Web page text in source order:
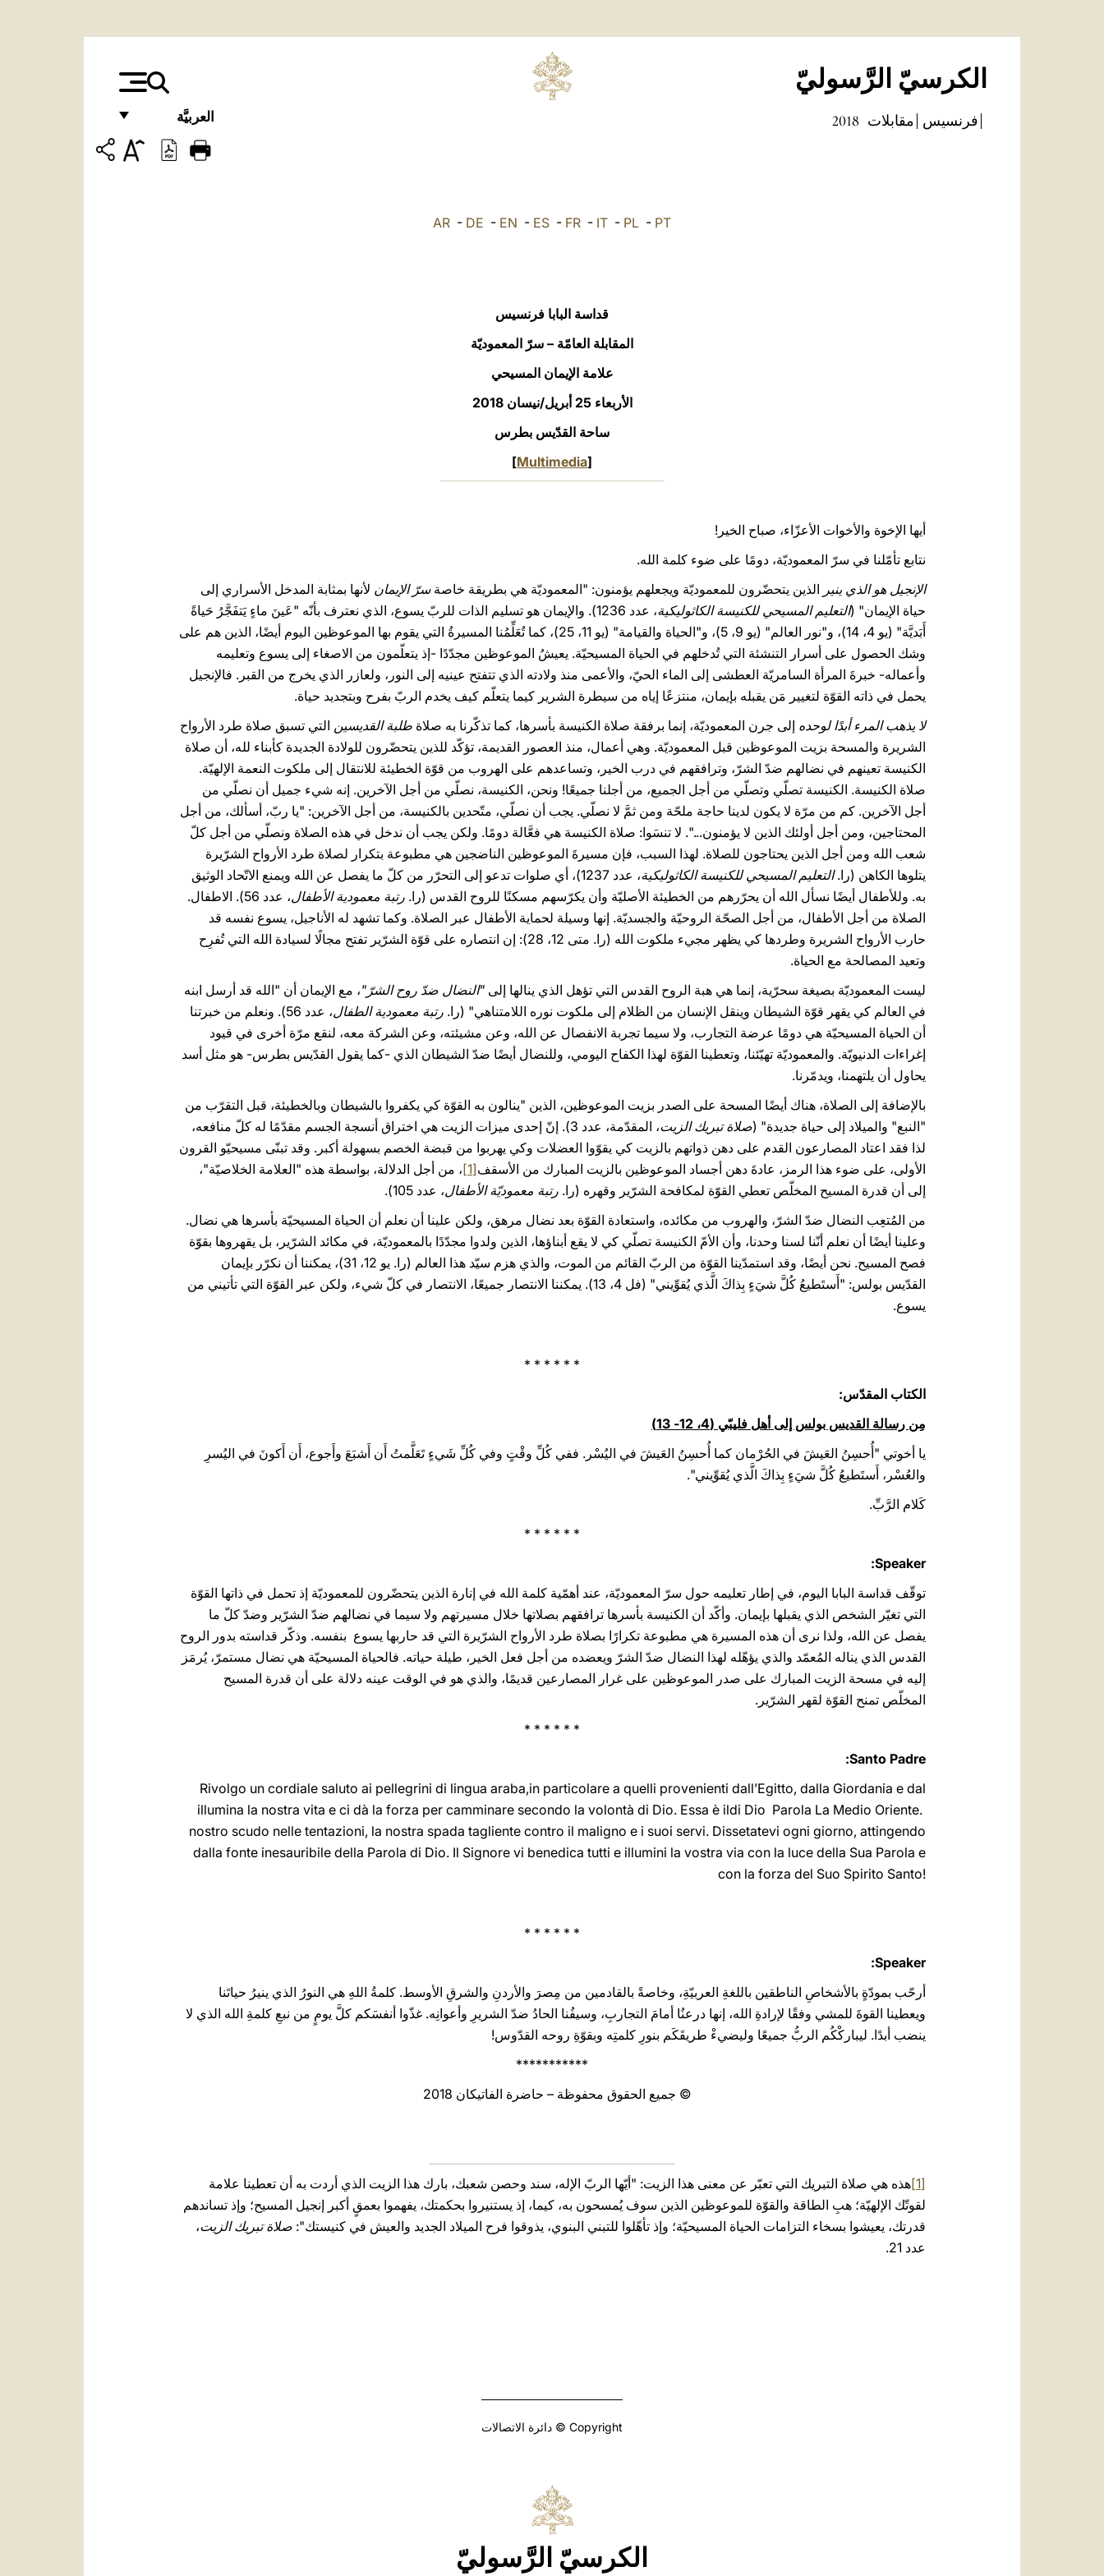
الكرسيّ الرَّسوليّ
العربيَّة
FRANÇAIS
فرنسيس مقابلات 2018
AR - DE - EN - ES - FR - IT - PL - PT
قداسة البابا فرنسيس
المقابلة العامّة – سرّ المعموديّة
علامة الإيمان المسيحي
الأربعاء 25 أبريل/نيسان 2018‏
ساحة القدّيس بطرس
[
Multimedia
]
أيها الإخوة والأخوات الأعزّاء، صباح الخير!
نتابع تأمّلنا في سرّ المعموديّة، دومًا على ضوء كلمة الله.
الإنجيل هو الذي ينير الذين يتحضّرون للمعموديّة ويجعلهم يؤمنون: "المعموديّة هي بطريقة خاصةسرّ الإيمان لأنها بمثابة المدخل الأسراري إلى
حياة الإيمان" (التعليم المسيحي للكنيسة الكاثوليكية
، عدد 1236). والإيمان هو تسليم الذات للربّ يسوع، الذي نعترف بأنّه "عَينَ ماءٍ يَتفَجَّرُ حَياةً
أَبَديَّة" (يو 4، 14)، و"نور العالم" (يو 9، 5)، و"الحياة والقيامة" (يو 11، 25)، كما تُعَلِّمُنا المسيرةُ التي يقوم بها الموعوظين اليوم أيضًا، الذين هم على
وشك الحصول على أسرار التنشئة التي تُدخلهم في الحياة المسيحيّة. يعيشُ الموعوظين مجدّدًا -إذ يتعلّمون من الاصغاء إلى يسوع وتعليمه
وأعماله- خبرةَ المرأة السامريّة العطشى إلى الماء الحيّ، والأعمى منذ ولادته الذي تتفتح عينيه إلى النور، ولعازر الذي يخرج من القبر. فالإنجيل
يحمل في ذاته القوّة لتغيير مَن يقبله بإيمان، منتزعًا إياه من سيطرة الشرير كيما يتعلّم كيف يخدم الربّ بفرح وبتجديد حياة.
لا يذهب المرء أبدًا لوحده إلى جرن المعموديّة، إنما برفقة صلاة الكنيسة بأسرها، كما تذكّرنا به صلاة طلبة القديسين التي تسبق صلاة طرد الأرواح
الشريرة والمسحة بزيت الموعوظين قبل المعموديّة. وهي أعمال، منذ العصور القديمة، تؤكّد للذين يتحضّرون للولادة الجديدة كأبناء لله، أن صلاة
الكنيسة تعينهم في نضالهم ضدّ الشرّ، وترافقهم في درب الخير، وتساعدهم على الهروب من قوّة الخطيئة للانتقال إلى ملكوت النعمة الإلهيّة.
صلاة الكنيسة. الكنيسة تصلّي وتصلّي من أجل الجميع، من أجلنا جميعًا! ونحن، الكنيسة، نصلّي من أجل الآخرين. إنه شيء جميل أن نصلّي من
أجل الآخرين. كم من مرّة لا يكون لدينا حاجة ملحّة ومن ثمَّ لا نصلّي. يجب أن نصلّي، متّحدين بالكنيسة، من أجل الآخرين: "يا ربّ، أسألك، من أجل
المحتاجين، ومن أجل أولئك الذين لا يؤمنون...". لا تنسَوا: صلاة الكنيسة هي فعَّالة دومًا. ولكن يجب أن ندخل في هذه الصلاة ونصلّي من أجل كلّ
شعب الله ومن أجل الذين يحتاجون للصلاة. لهذا السبب، فإن مسيرةَ الموعوظين الناضجين هي مطبوعة بتكرار لصلاة طرد الأرواح الشرّيرة
يتلوها الكاهن (را.التعليم المسيحي للكنيسة الكاثوليكية
، عدد 1237)، أي صلوات تدعو إلى التحرّر من كلّ ما يفصل عن الله ويمنع الاتّحاد الوثيق
به. وللأطفال أيضًا نسأل الله أن يحرّرهم من الخطيئة الأصليّة وأن يكرّسهم مسكنًا للروح القدس (را. رتبة معمودية الأطفال
، عدد 56). الاطفال.
الصلاة من أجل الأطفال، من أجل الصحّة الروحيّة والجسديّة. إنها وسيلة لحماية الأطفال عبر الصلاة. وكما تشهد له الأناجيل، يسوع نفسه قد
حارب الأرواح الشريرة وطردها كي يظهر مجيء ملكوت الله (را. متى 12، 28): إن انتصاره على قوّة الشرّير تفتح مجالًا لسيادة الله التي تُفرِح
وتعيد المصالحة مع الحياة.
ليست المعموديّة بصيغة سحرّية، إنما هي هبة الروح القدس التي تؤهل الذي ينالها إلى "النضال ضدّ روح الشرّ"، مع الإيمان أن "الله قد أرسل ابنه
في العالم كي يقهر قوّة الشيطان وينقل الإنسان من الظلام إلى ملكوت نوره اللامتناهي" (را. رتبة معمودية الطفال
، عدد 56). ونعلم من خبرتنا
أن الحياة المسيحيّة هي دومًا عرضة التجارب، ولا سيما تجربة الانفصال عن الله، وعن مشيئته، وعن الشركة معه، لنقع مرّة أخرى في قيود
إغراءات الدنيويّة. والمعموديّة تهيّئنا، وتعطينا القوّة لهذا الكفاح اليومي، وللنضال أيضًا ضدّ الشيطان الذي -كما يقول القدّيس بطرس- هو مثل أسد
يحاول أن يلتهمنا، ويدمّرنا.
بالإضافة إلى الصلاة، هناك أيضًا المسحة على الصدر بزيت الموعوظين، الذين "ينالون به القوّة كي يكفروا بالشيطان وبالخطيئة، قبل التقرّب من
"النبع" والميلاد إلى حياة جديدة" (صلاة تبريك الزيت
، المقدّمة، عدد 3). إنّ إحدى ميزات الزيت هي اختراق أنسجة الجسم مقدّمًا له كلّ منافعه،
لذا فقد اعتاد المصارعون القدم على دهن ذواتهم بالزيت كي يقوّوا العضلات وكي يهربوا من قبضة الخصم بسهولة أكبر. وقد تبنّى مسيحيّو القرون
الأولى، على ضوء هذا الرمز، عادةَ دهن أجساد الموعوظين بالزيت المبارك من الأسقف[1]
، من أجل الدلالة، بواسطة هذه "العلامة الخلاصيّة"،
إلى أن قدرة المسيح المخلّص تعطي القوّة لمكافحة الشرّير وقهره (را. رتبة معموديّة الأطفال، عدد 105).
من المُتعِب النضال ضدّ الشرّ، والهروب من مكائده، واستعادة القوّة بعد نضال مرهق، ولكن علينا أن نعلم أن الحياة المسيحيّة بأسرها هي نضال.
وعلينا أيضًا أن نعلم أنّنا لسنا وحدنا، وأن الأمّ الكنيسة تصلّي كي لا يقع أبناؤها، الذين ولدوا مجدّدًا بالمعموديّة، في مكائد الشرّير، بل يقهروها بقوّة
فصح المسيح. نحن أيضًا، وقد استمدّينا القوّة من الربّ القائم من الموت، والذي هزم سيّد هذا العالم (را. يو 12، 31)، يمكننا أن نكرّر بإيمان
القدّيس بولس: "أَستَطيعُ كُلَّ شيَءٍ بِذاكَ الَّذي يُقوِّيني" (فل 4، 13). يمكننا الانتصار جميعًا، الانتصار في كلّ شيء، ولكن عبر القوّة التي تأتيني من
يسوع.
* * * * * *
الكتاب المقدّس:‏
مِن رسالة القديس بولس إلى أهل فليبّي (4، 12- 13)
يا أخوتي "أُحسِنُ العَيشَ في الحُرْمان كما أُحسِنُ العَيشَ في اليُسْر. ففي كُلِّ وقْتٍ وفي كُلِّ شَيءٍ تَعَلَّمتُ أَن أَشبَعَ وأَجوع، أَن أَكونَ في اليُسرِ
والعُسْر، أَستَطيعُ كُلَّ شيَءٍ بِذاكَ الَّذي يُقوِّيني".
كَلام الرَّبِّ.
* * * * * *
Speaker:
توقّف قداسة البابا اليوم، في إطار تعليمه حول سرّ المعموديّة، عند أهمّية كلمة الله في إنارة الذين ‏يتحضّرون للمعموديّة إذ تحمل في ذاتها القوّة
التي تغيّر الشخص الذي يقبلها‏ بإيمان. وأكّد أن الكنيسة بأسرها ‏ترافقهم بصلاتها خلال مسيرتهم ولا سيما في نضالهم ضدّ الشرّير وضدّ كلّ ما
يفصل عن الله، ولذا نرى أن هذه ‏المسيرة هي مطبوعة تكرارًا بصلاة طرد الأرواح الشرّيرة التي قد حاربها يسوع ‏ بنفسه. وذكّر قداسته بدور الروح
‏القدس الذي يناله المُعمّد والذي يؤهّله لهذا النضال ضدّ الشرّ ويعضده من أجل فعل الخير،‏ طيلة حياته. فالحياة ‏المسيحيّة هي نضال مستمرّ، يُرمَز
إليه في مسحة الزيت المبارك على صدر الموعوظين على غرار ‏المصارعين قديمًا، والذي هو في الوقت عينه دلالة على أن قدرة المسيح
المخلّص تمنح القوّة لقهر الشرّير.
* * * * * *
Santo Padre:
Rivolgo un cordiale saluto ai pellegrini di lingua araba,‎in ‎‎‎‎particolare ‎a ‎quelli ‎provenienti dall’Egitto, dalla Giordania e dal
‎Medio Oriente. ‎‏‎ La ‎‏Parola‏ ‏di Dio ‎‏illumina la nostra vita e ci dà la ‎forza per camminare secondo ‎la volontà di Dio. Essa è il
nostro ‎scudo nelle tentazioni, la nostra spada ‎tagliente contro il ‎maligno e i suoi servi. Dissetatevi ogni giorno, attingendo
dalla ‎fonte ‎inesauribile della Parola di Dio. Il ‎Signore ‎vi ‎benedica ‎tutti ‎e illumini la vostra ‎via con la luce della Sua Parola e
con la forza ‎del Suo Spirito Santo!‎‎‎‎‎‎‎‎‎‎‎‎‎‎‎‎‎‎
* * * * * *
Speaker:
أرحّب بمودّةٍ بالأشخاصِ الناطقين باللغةِ العربيّةِ، وخاصةً بالقادمين من مِصرَ والأردنِ والشرقِ الأوسط. كلمةُ اللهِ هي النورُ الذي ينيرُ حياتَنا
ويعطينا القوةَ للمشي وفقًا لإرادةِ الله، إنها درعنُا أمامَ التجاربِ، وسيفُنا الحادُ ضدّ الشريرِ وأعوانِه. غذّوا أنفسَكم كلَّ يومٍ من نبعِ كلمةِ الله الذي لا
ينضب أبدًا. ليباركْكُم ‏الربُّ ‏‏جميعًا وليضيءْ طريقَكَم بنورِ كلمتِه وبقوّةِ روحه القدّوس!
***********
© جميع الحقوق محفوظة – حاضرة الفاتيكان 2018
[1]
هذه هي صلاة التبريك التي تعبّر عن معنى هذا الزيت: "أيّها الربّ الإله، سند وحصن شعبك، بارك هذا الزيت الذي أردت به أن تعطينا علامة
لقوتّك الإلهيّة؛ هبِ الطاقة والقوّة للموعوظين الذين سوف يُمسحون به، كيما، إذ يستنيروا بحكمتك، يفهموا بعمقٍ أكبر إنجيل المسيح؛ وإذ تساندهم
قدرتك، يعيشوا بسخاء التزامات الحياة المسيحيّة؛ وإذ تأهّلوا للتبني البنوي، يذوقوا فرح الميلاد الجديد والعيش في كنيستك": صلاة تبريك الزيت،
عدد 21.
Copyright © دائرة الاتصالات
الكرسيّ الرَّسوليّ